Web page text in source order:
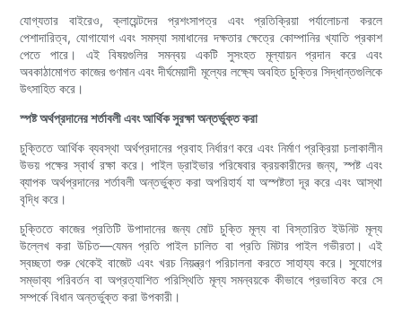
যোগ্যতার বাইরেও, ক্লায়েন্টদের প্রশংসাপত্র এবং প্রতিক্রিয়া পর্যালোচনা করলে
পেশাদারিত্ব, যোগাযোগ এবং সমস্যা সমাধানের দক্ষতার ক্ষেত্রে কোম্পানির খ্যাতি প্রকাশ
পেতে পারে। এই বিষয়গুলির সমন্বয় একটি সুসংহত মূল্যায়ন প্রদান করে এবং
অবকাঠামোগত কাজের গুণমান এবং দীর্ঘমেয়াদী মূল্যের লক্ষ্যে অবহিত চুক্তির সিদ্ধান্তগুলিকে
উৎসাহিত করে।
স্পষ্ট অর্থপ্রদানের শর্তাবলী এবং আর্থিক সুরক্ষা অন্তর্ভুক্ত করা
চুক্তিতে আর্থিক ব্যবস্থা অর্থপ্রদানের প্রবাহ নির্ধারণ করে এবং নির্মাণ প্রক্রিয়া চলাকালীন
উভয় পক্ষের স্বার্থ রক্ষা করে। পাইল ড্রাইভার পরিষেবার ক্রয়কারীদের জন্য, স্পষ্ট এবং
ব্যাপক অর্থপ্রদানের শর্তাবলী অন্তর্ভুক্ত করা অপরিহার্য যা অস্পষ্টতা দূর করে এবং আস্থা
বৃদ্ধি করে।
চুক্তিতে কাজের প্রতিটি উপাদানের জন্য মোট চুক্তি মূল্য বা বিস্তারিত ইউনিট মূল্য
উল্লেখ করা উচিত—যেমন প্রতি পাইল চালিত বা প্রতি মিটার পাইল গভীরতা। এই
স্বচ্ছতা শুরু থেকেই বাজেট এবং খরচ নিয়ন্ত্রণ পরিচালনা করতে সাহায্য করে। সুযোগের
সম্ভাব্য পরিবর্তন বা অপ্রত্যাশিত পরিস্থিতি মূল্য সমন্বয়কে কীভাবে প্রভাবিত করে সে
সম্পর্কে বিধান অন্তর্ভুক্ত করা উপকারী।